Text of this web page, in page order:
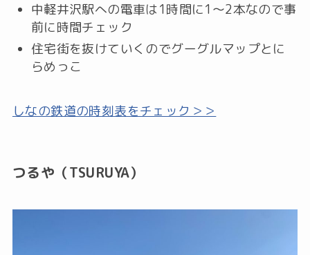
中軽井沢駅への電車は1時間に1～2本なので事
前に時間チェック
住宅街を抜けていくのでグーグルマップとに
らめっこ
しなの鉄道の時刻表をチェック＞＞
つるや（TSURUYA）